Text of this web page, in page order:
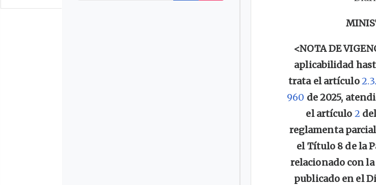
<NOTA DE
aplicabilidad
trata el artículo
960 de 2025,
el artículo 2
reglamenta
el Título 8 de la
relacionado con
publicado en el